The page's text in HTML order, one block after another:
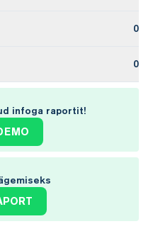
0
0
infoga raportit!